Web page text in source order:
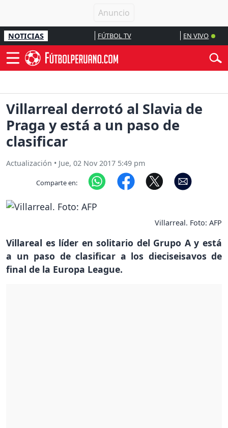
NOTICIAS FÚTBOL TV EN VIVO
Villarreal derrotó al Slavia de
Praga y está a un paso de
clasificar
Actualización • Jue, 02 Nov 2017 5:49 pm
Comparte en:
Villarreal. Foto: AFP
Villareal es líder en solitario del Grupo A y está
a un paso de clasificar a los dieciseisavos de
final de la Europa League.